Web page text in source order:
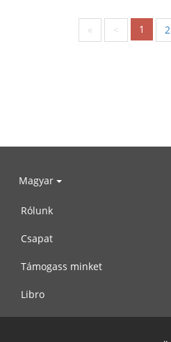
« < 1 2
Magyar
Rólunk
Csapat
Támogass minket
Libro